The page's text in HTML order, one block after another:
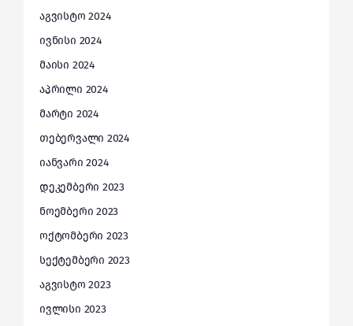
აგვისტო 2024
ივნისი 2024
მაისი 2024
აპრილი 2024
მარტი 2024
თებერვალი 2024
იანვარი 2024
დეკემბერი 2023
ნოემბერი 2023
ოქტომბერი 2023
სექტემბერი 2023
აგვისტო 2023
ივლისი 2023